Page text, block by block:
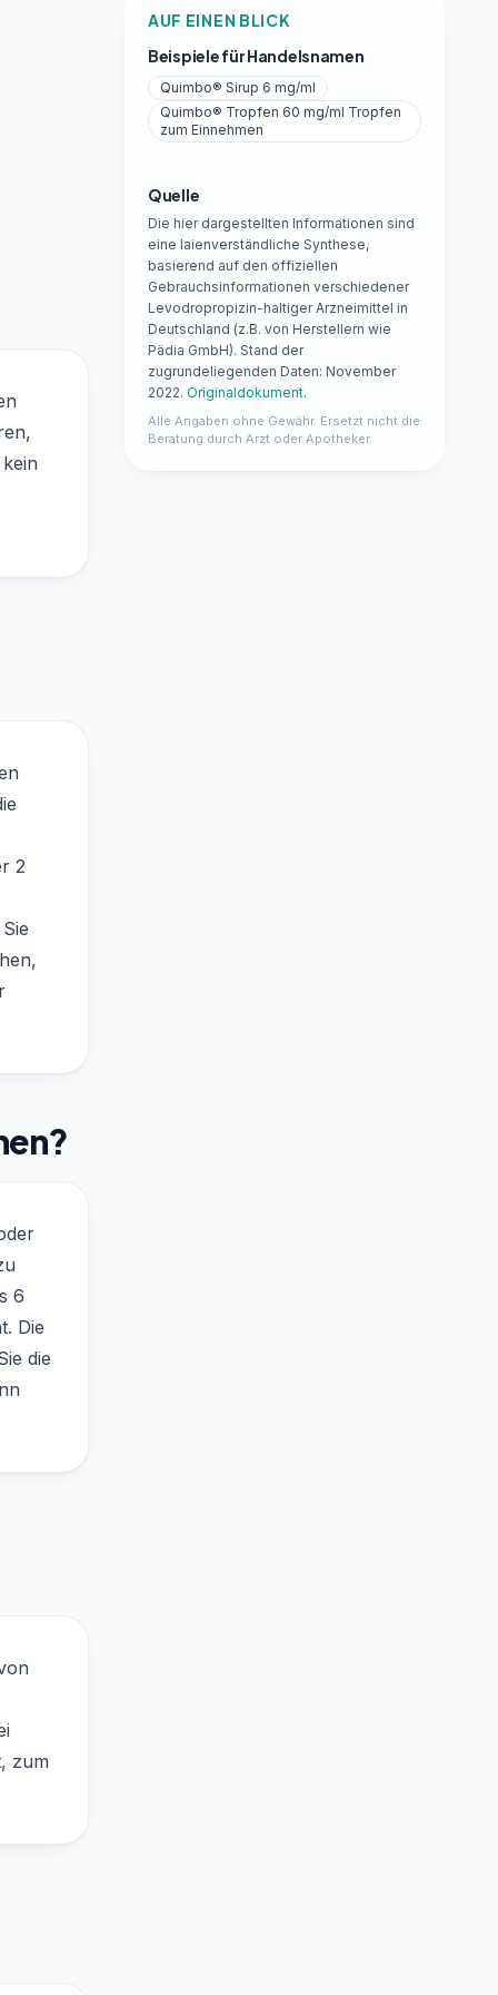
2
6
Die
die
zum
AUF EINEN BLICK
Beispiele für Handelsnamen
Quimbo® Sirup 6 mg/ml
Quimbo® Tropfen 60 mg/ml Tropfen
zum Einnehmen
Quelle
Die hier dargestellten Informationen sind
eine laienverständliche Synthese,
basierend auf den offiziellen
Gebrauchsinformationen verschiedener
Levodropropizin-haltiger Arzneimittel in
Deutschland (z.B. von Herstellern wie
Pädia GmbH). Stand der
zugrundeliegenden Daten: November
2022. Originaldokument.
Alle Angaben ohne Gewähr. Ersetzt nicht die
Beratung durch Arzt oder Apotheker.